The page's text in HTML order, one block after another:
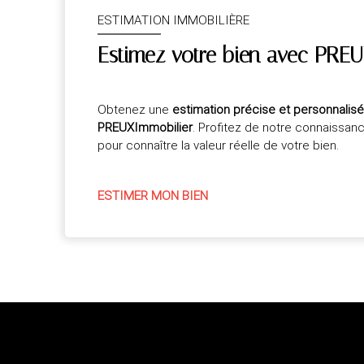
ESTIMATION IMMOBILIÈRE
Estimez votre bien avec
Obtenez une estimation précise et
PREUXImmobilier. Profitez de notre
pour connaître la valeur réelle de votre bien.
ESTIMER MON BIEN